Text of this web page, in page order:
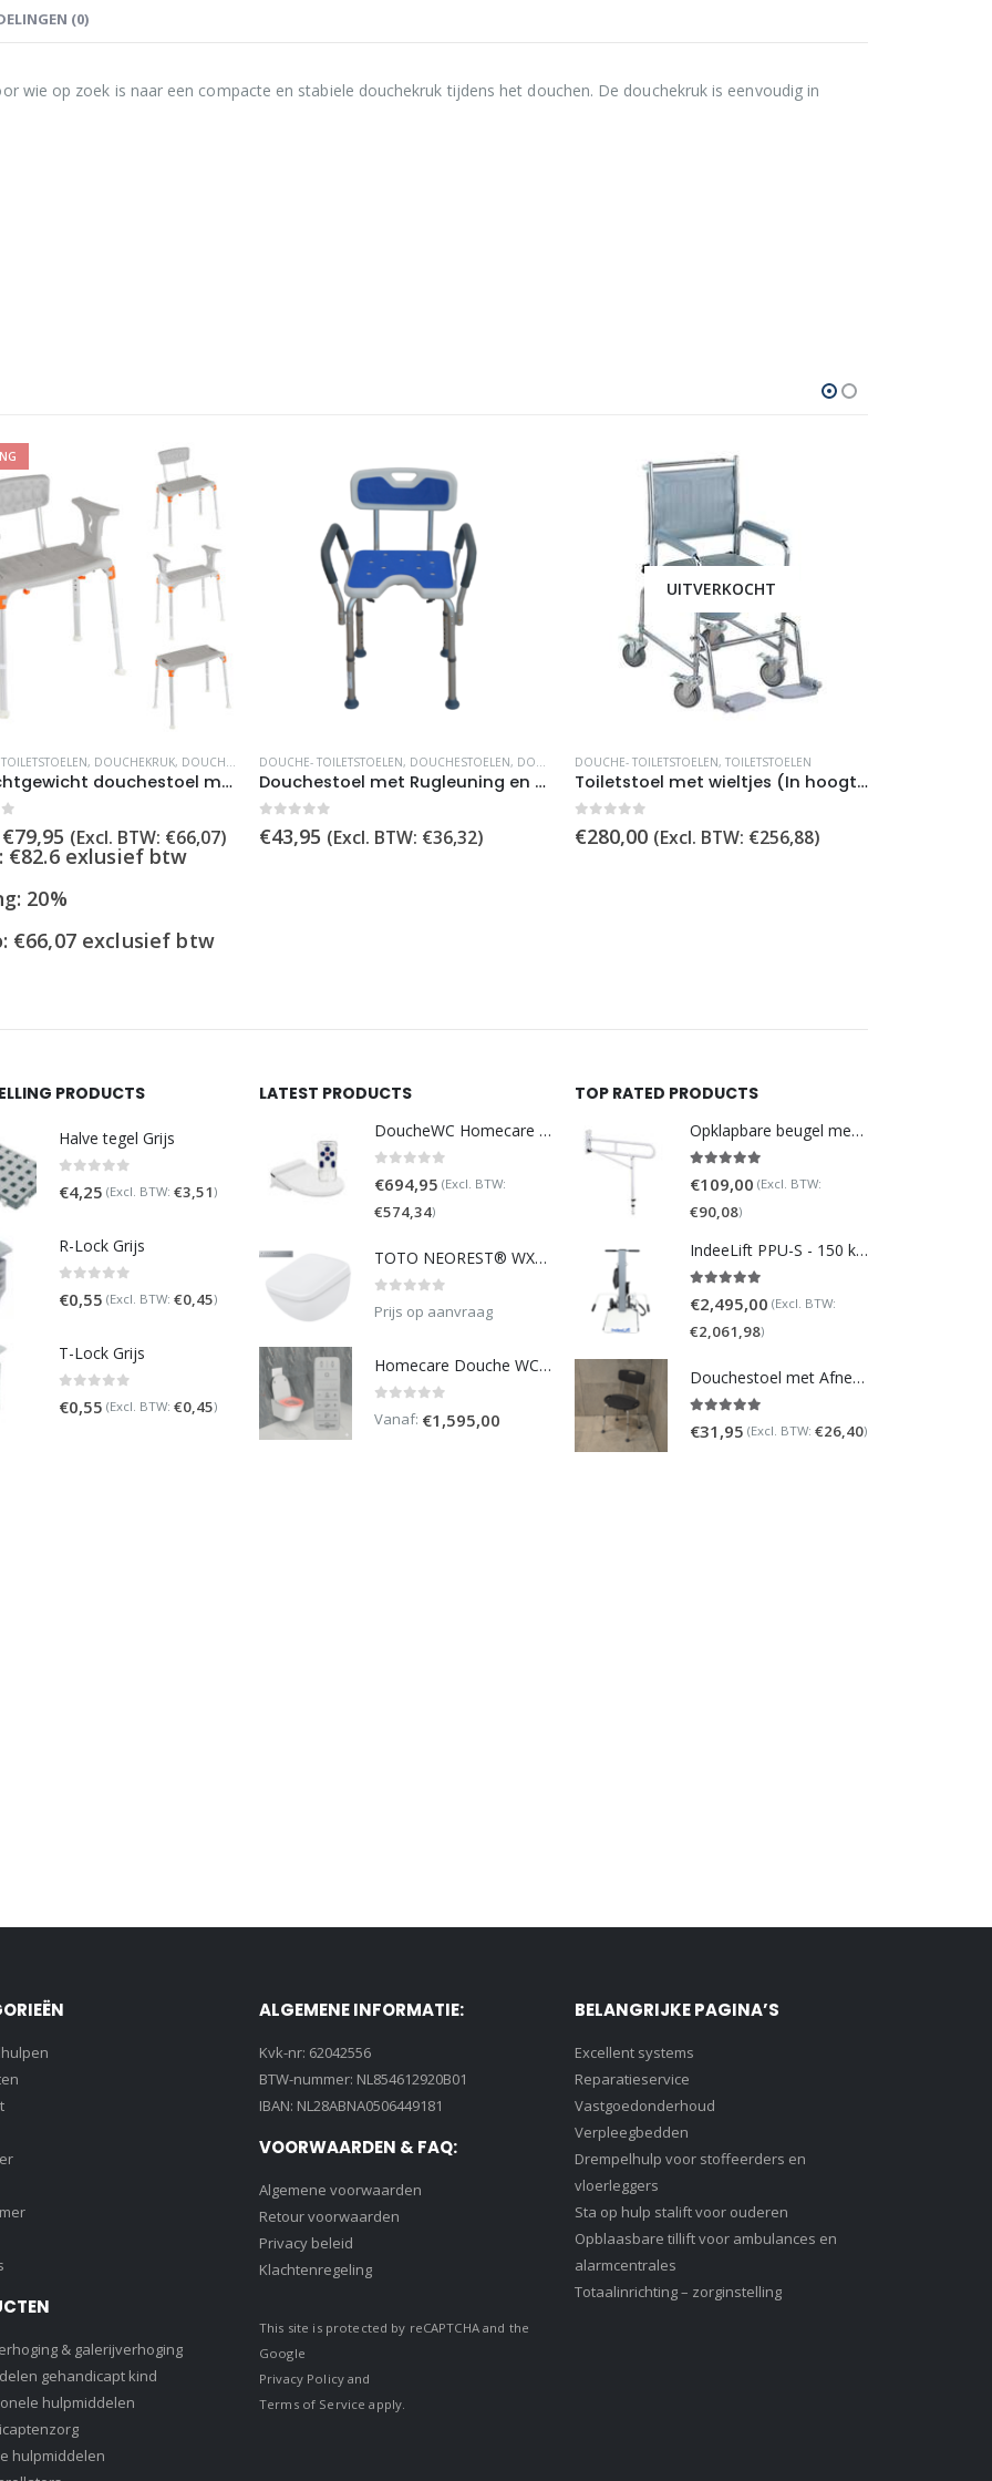
(0)
wie op zoek is naar een compacte en stabiele douchekruk tijdens het douchen. De douchekruk is eenvoudig in
,TOILETSTOELEN
, DOUCHEKRUK, DOUCHESTOELEN ,EXPORT
Luxe lichtgewicht douchestoel met afneembare armleuning & rugleuning – Grijs
Oorspronkelijke
prijs
€99,95.
€79,95 Huidige
prijs
€79,95.
(Excl. BTW: €66,07)
€82.6 exlusief btw
20%
€66,07exclusief btw
DOUCHE- TOILETSTOELEN, DOUCHESTOELEN, DOUCHEZITJES
Douchestoel met Rugleuning en Armsteunen ? Met Blauwe Anti-Slip Kussens ? Verstelbaar Douchekrukje
€43,95 (Excl. BTW: €36,32)
UITVERKOCHT
DOUCHE- TOILETSTOELEN, TOILETSTOELEN
Toiletstoel met wieltjes (In hoogte verstelbaar)
€280,00 (Excl. BTW: €256,88)
PRODUCTS
Halve tegel Grijs
€4,25 (Excl. BTW: €3,51)
R-Lock Grijs
€0,55 (Excl. BTW: €0,45)
T-Lock Grijs
€0,55 (Excl. BTW: €0,45)
LATEST PRODUCTS
DoucheWC Homecare – Pure 500R
€694,95 (Excl. BTW:
€574,34)
TOTO NEOREST® WX1 - incl. remote control
Prijs op aanvraag
Homecare Douche WC - Comfort plus 991 - Met brilverwarming
Vanaf: €1,595,00
TOP RATED PRODUCTS
Opklapbare beugel met steunpoot (verstelbaar)
€109,00 (Excl. BTW:
€90,08)
IndeeLift PPU-S - 150 kg draaggewicht
€2,495,00 (Excl. BTW:
€2,061,98)
Douchestoel met Afneembare Rugleuning ? Verstelbaar Douchekrukje ? Grijs
€31,95 (Excl. BTW: €26,40)
& galerijverhoging
gehandicapt kind
hulpmiddelen
hulpmiddelen
ALGEMENE INFORMATIE:
Kvk-nr: 62042556
BTW-nummer: NL854612920B01
IBAN: NL28ABNA0506449181
VOORWAARDEN & FAQ:
Algemene voorwaarden
Retour voorwaarden
Privacy beleid
Klachtenregeling
This site is protected by reCAPTCHA and the
Google
Privacy Policyand
Terms of Service apply.
BELANGRIJKE PAGINA’S
Excellent systems
Reparatieservice
Vastgoedonderhoud
Verpleegbedden
Drempelhulp voor stoffeerders en
vloerleggers
Sta op hulp stalift voor ouderen
Opblaasbare tillift voor ambulances en
alarmcentrales
Totaalinrichting – zorginstelling